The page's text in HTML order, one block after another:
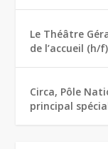
Le Théâtre
de l’accueil (h/f)
Circa, Pôle
principal